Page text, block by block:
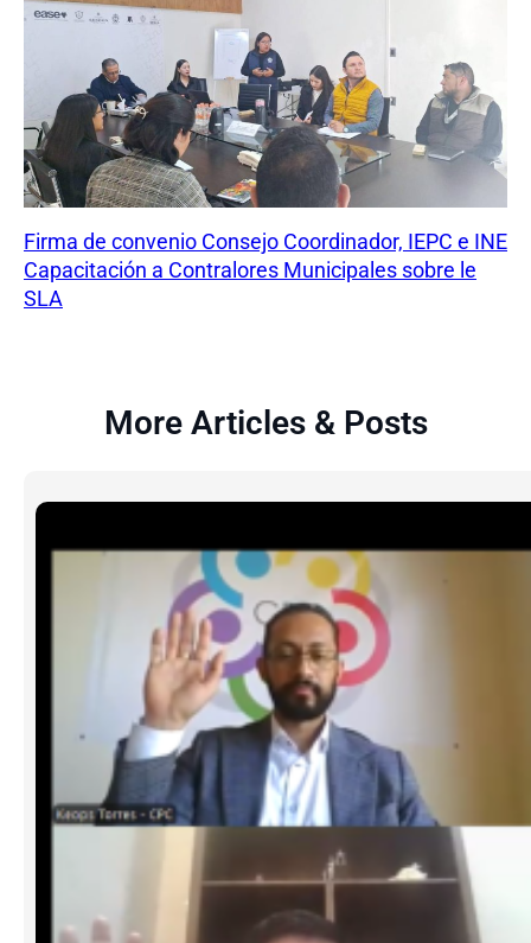
Firma de convenio Consejo Coordinador, IEPC e INE
Capacitación a Contralores Municipales sobre le
SLA
More Articles & Posts